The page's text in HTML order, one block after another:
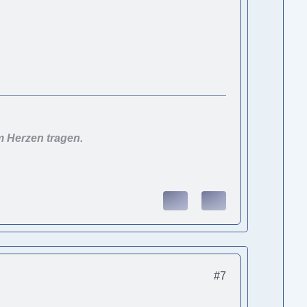
Herzen tragen.
#7